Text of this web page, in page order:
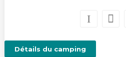
Détails du camping